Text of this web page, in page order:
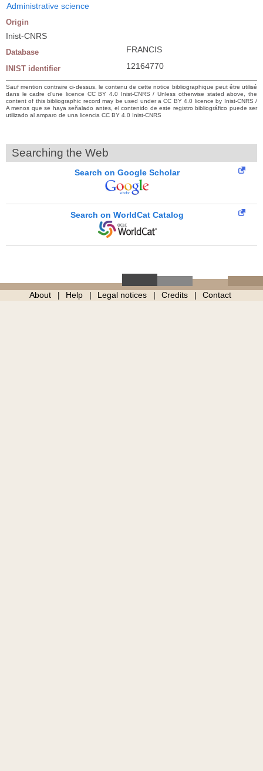
Administrative science
Origin
Inist-CNRS
Database FRANCIS
INIST identifier 12164770
Sauf mention contraire ci-dessus, le contenu de cette notice bibliographique peut être utilisé
dans le cadre d’une licence CC BY 4.0 Inist-CNRS / Unless otherwise stated above, the
content of this bibliographic record may be used under a CC BY 4.0 licence by Inist-CNRS /
A menos que se haya señalado antes, el contenido de este registro bibliográfico puede ser
utilizado al amparo de una licencia CC BY 4.0 Inist-CNRS
Searching the Web
Search on Google Scholar
Search on WorldCat Catalog
About Help Legal notices Credits Contact